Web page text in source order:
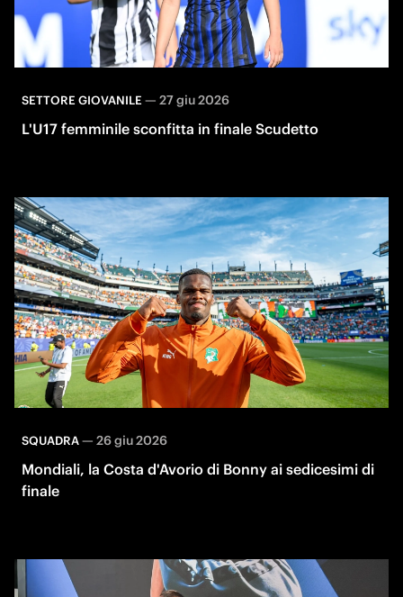
SETTORE GIOVANILE— 27 giu 2026
L'U17 femminile sconfitta in finale Scudetto
SQUADRA— 26 giu 2026
Mondiali, la Costa d'Avorio di Bonny ai sedicesimi di
finale